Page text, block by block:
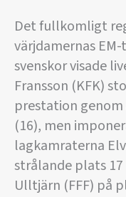
Det fullkomligt
värjdamernas
svenskor visade
Fransson (KFK)
prestation
(16), men
lagkamraterna
strålande plats 17
Ulltjärn (FFF) på